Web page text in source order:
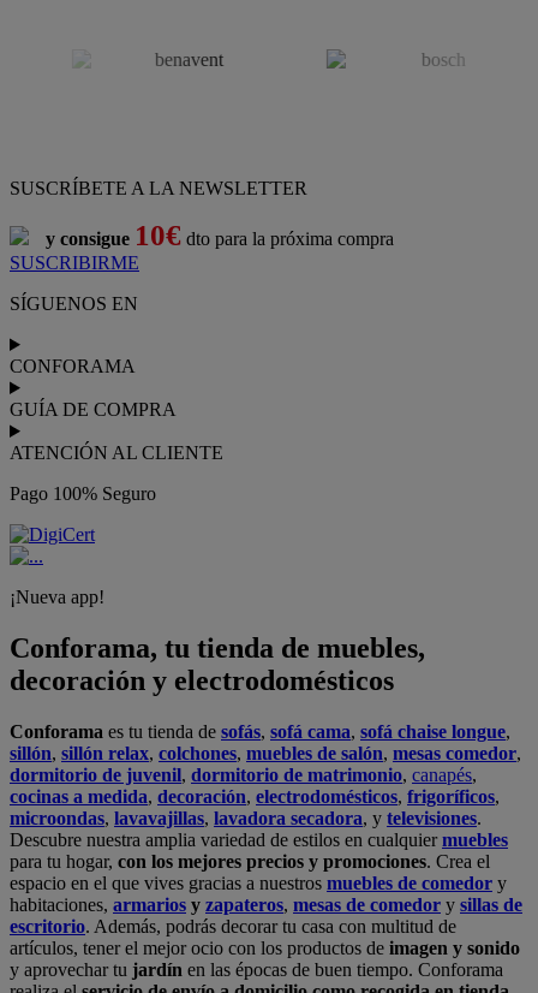
SUSCRÍBETE A LA NEWSLETTER
y consigue 10€ dto para la próxima compra
SUSCRIBIRME
SÍGUENOS EN
CONFORAMA
GUÍA DE COMPRA
ATENCIÓN AL CLIENTE
Pago 100% Seguro
¡Nueva app!
Conforama, tu tienda de muebles,
decoración y electrodomésticos
Conforama es tu tienda de sofás, sofá cama, sofá chaise longue,
sillón, sillón relax, colchones, muebles de salón, mesas comedor,
dormitorio de juvenil, dormitorio de matrimonio, canapés,
cocinas a medida, decoración, electrodomésticos, frigoríficos,
microondas, lavavajillas, lavadora secadora, y televisiones.
Descubre nuestra amplia variedad de estilos en cualquiermuebles
para tu hogar, con los mejores precios y promociones. Crea el
espacio en el que vives gracias a nuestros muebles de comedor y
habitaciones, armarios y zapateros, mesas de comedor y sillas de
escritorio. Además, podrás decorar tu casa con multitud de
artículos, tener el mejor ocio con los productos de imagen y sonido
y aprovechar tu jardín en las épocas de buen tiempo. Conforama